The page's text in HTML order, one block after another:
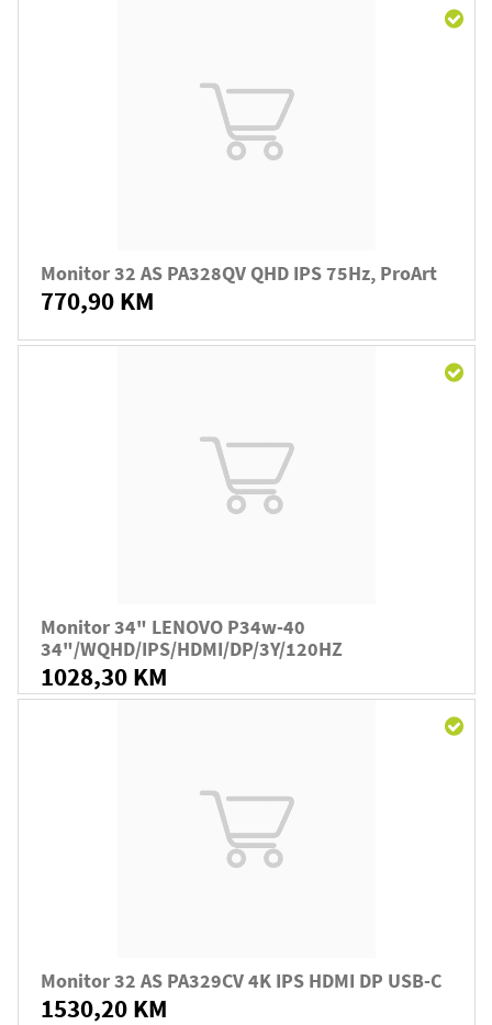
Monitor 32 AS PA328QV QHD IPS 75Hz, ProArt
770,90 KM
Monitor 34" LENOVO P34w-40
34"/WQHD/IPS/HDMI/DP/3Y/120HZ
1028,30 KM
Monitor 32 AS PA329CV 4K IPS HDMI DP USB-C
1530,20 KM